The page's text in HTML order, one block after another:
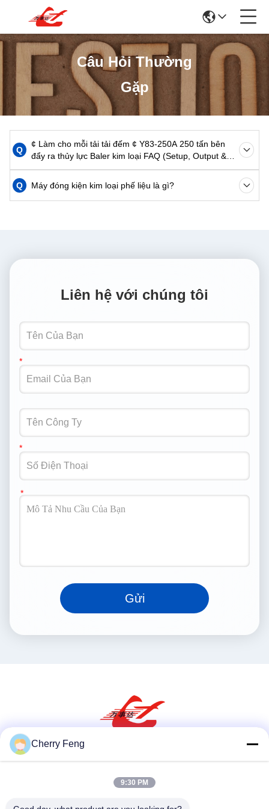
Câu Hỏi Thường
Gặp
Q
¢ Làm cho mỗi tải tải đếm ¢ Y83-250A 250 tấn bên
đẩy ra thủy lực Baler kim loại FAQ (Setup, Output &
ROI Tips)
Q
Máy đóng kiện kim loại phế liệu là gì?
Liên hệ với chúng tôi
Gửi
Truyền thông xã hội
Cherry Feng
9:30 PM